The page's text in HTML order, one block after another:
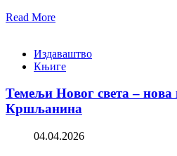
Read More
Издаваштво
Књиге
Темељи Новог света –
Кршљанина
04.04.2026